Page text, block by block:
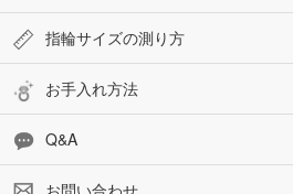
指輪サイズの測り方
お手入れ方法
Q&A